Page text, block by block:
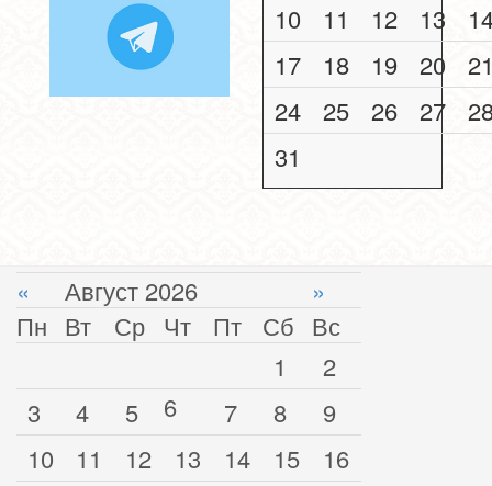
10
11 12 13
17
18 19 20
24
25 26 27
31
« Август 2026
»
Пн Вт Ср Чт Пт Сб Вс
1
2
3
4 5 6 7 8
9
10
11 12 13 14 15
16